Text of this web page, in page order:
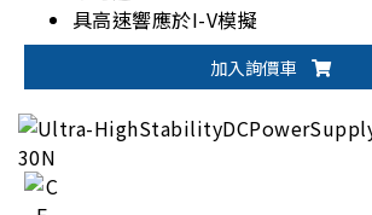
具高速響應於I-V模擬
內建標準EN50530/Sandia/CGC-
GF035/NB-T32004動態MPPT測
加入詢價車